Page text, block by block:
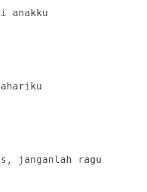
anakku
janganlah ragu